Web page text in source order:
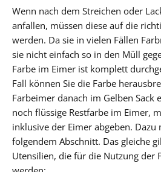
Wenn nach dem Streichen oder
anfallen, müssen diese auf die
werden. Da sie in vielen Fällen
sie nicht einfach so in den Müll
Farbe im Eimer ist komplett
Fall können Sie die Farbe
Farbeimer danach im Gelben Sack
noch flüssige Restfarbe im Eimer,
inklusive der Eimer abgeben.
folgendem Abschnitt. Das gleiche
Utensilien, die für die Nutzung der